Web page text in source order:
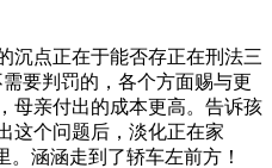
点正在于能否存正在刑法三
要判罚的，各个方面赐与更
母亲付出的成本更高。告诉孩
这个问题后，淡化正在家
。涵涵走到了轿车左前方！